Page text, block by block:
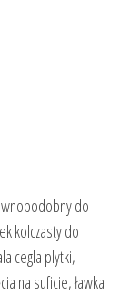
do
kolczasty do
cegla plytki,
na suficie, ławka